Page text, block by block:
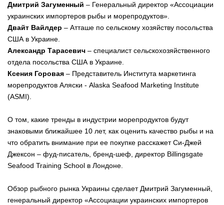
Дмитрий Загуменный – Генеральный директор «Ассоциации
украинских импортеров рыбы и морепродуктов».
Двайт Вайлдер – Атташе по сельскому хозяйству посольства
США в Украине.
Александр Тарасевич – специалист сельскохозяйственного
отдела посольства США в Украине.
Ксения Горовая – Представитель Института маркетинга
морепродуктов Аляски - Alaska Seafood Marketing Institute
(ASMI).
О том, какие тренды в индустрии морепродуктов будут
знаковыми ближайшее 10 лет, как оценить качество рыбы и на
что обратить внимание при ее покупке расскажет Си-Джей
Джексон – фуд-писатель, бренд-шеф, директор Billingsgate
Seafood Training School в Лондоне.
Обзор рыбного рынка Украины сделает Дмитрий Загуменный,
генеральный директор «Ассоциации украинских импортеров